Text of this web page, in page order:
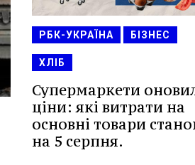
РБК-УКРАЇНА БІЗНЕС
ХЛІБ
Супермаркети
ціни: які витрати на
основні товари
на 5 серпня.